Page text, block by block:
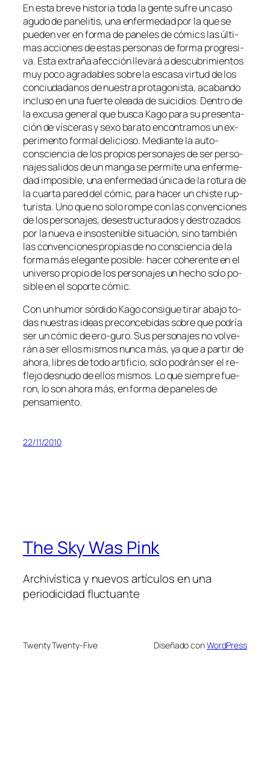
En es­ta bre­ve his­to­ria to­da la gen­te su­fre un ca­so
agu­do de pa­ne­li­tis, una en­fer­me­dad por la que se
pue­den ver en for­ma de pa­ne­les de có­mics las úl­ti­
mas ac­cio­nes de es­tas per­so­nas de for­ma pro­gre­si­
va. Esta ex­tra­ña afec­ción lle­va­rá a des­cu­bri­mien­tos
muy po­co agra­da­bles so­bre la es­ca­sa vir­tud de los
con­ciu­da­da­nos de nues­tra pro­ta­go­nis­ta, aca­ban­do
in­clu­so en una fuer­te olea­da de sui­ci­dios. Dentro de
la ex­cu­sa ge­ne­ral que bus­ca Kago pa­ra su pre­sen­ta­
ción de vís­ce­ras y se­xo ba­ra­to en­con­tra­mos un ex­
pe­ri­men­to for­mal de­li­cio­so. Mediante la auto-
consciencia de los pro­pios per­so­na­jes de ser per­so­
na­jes sa­li­dos de un man­ga se per­mi­te una en­fer­me­
dad im­po­si­ble, una en­fer­me­dad úni­ca de la ro­tu­ra de
la cuar­ta pa­red del có­mic, pa­ra ha­cer un chis­te rup­
tu­ris­ta. Uno que no so­lo rom­pe con las con­ven­cio­nes
de los per­so­na­jes, des­es­truc­tu­ra­dos y des­tro­za­dos
por la nue­va e in­sos­te­ni­ble si­tua­ción, sino tam­bién
las con­ven­cio­nes pro­pias de no cons­cien­cia de la
for­ma más ele­gan­te po­si­ble: ha­cer cohe­ren­te en el
uni­ver­so pro­pio de los per­so­na­jes un he­cho so­lo po­
si­ble en el so­por­te cómic.
Con un hu­mor sór­di­do Kago con­si­gue ti­rar aba­jo to­
das nues­tras ideas pre­con­ce­bi­das so­bre que po­dría
ser un có­mic de ero-guro. Sus per­so­na­jes no vol­ve­
rán a ser ellos mis­mos nun­ca más, ya que a par­tir de
aho­ra, li­bres de to­do ar­ti­fi­cio, so­lo po­drán ser el re­
fle­jo des­nu­do de ellos mis­mos. Lo que siem­pre fue­
ron, lo son aho­ra más, en for­ma de pa­ne­les de
pensamiento.
22/11/2010
The Sky Was Pink
Archivística y nuevos artículos en una
periodicidad fluctuante
Twenty Twenty-Five Diseñado conWordPress